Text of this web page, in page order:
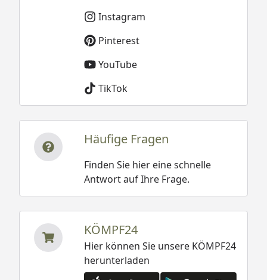
Instagram
Pinterest
YouTube
TikTok
Häufige Fragen
Finden Sie hier eine schnelle
Antwort auf Ihre Frage.
KÖMPF24
Hier können Sie unsere KÖMPF24
herunterladen